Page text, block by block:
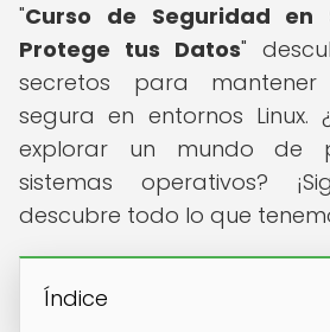
"Curso de Seguridad en
Protege tus Datos"
secretos para
segura en entornos Linux.
explorar un mundo de
sistemas operativos?
descubre todo lo que
Índice